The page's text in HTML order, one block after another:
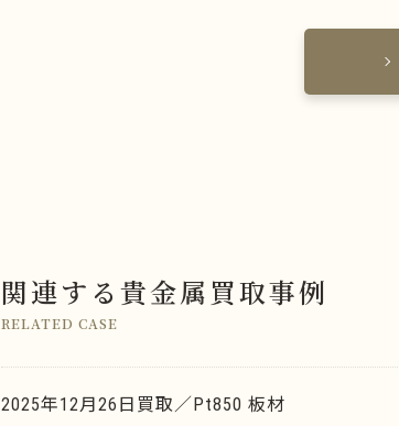
関連する貴金属買取事例
RELATED CASE
2025年12月26日買取／Pt850 板材